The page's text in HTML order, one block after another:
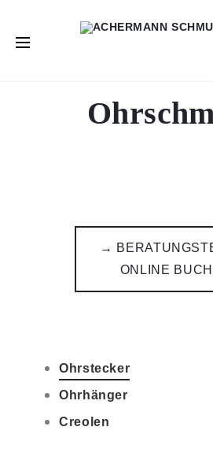
→
ONLINE
Ohrstecker
Ohrhänger
Creolen